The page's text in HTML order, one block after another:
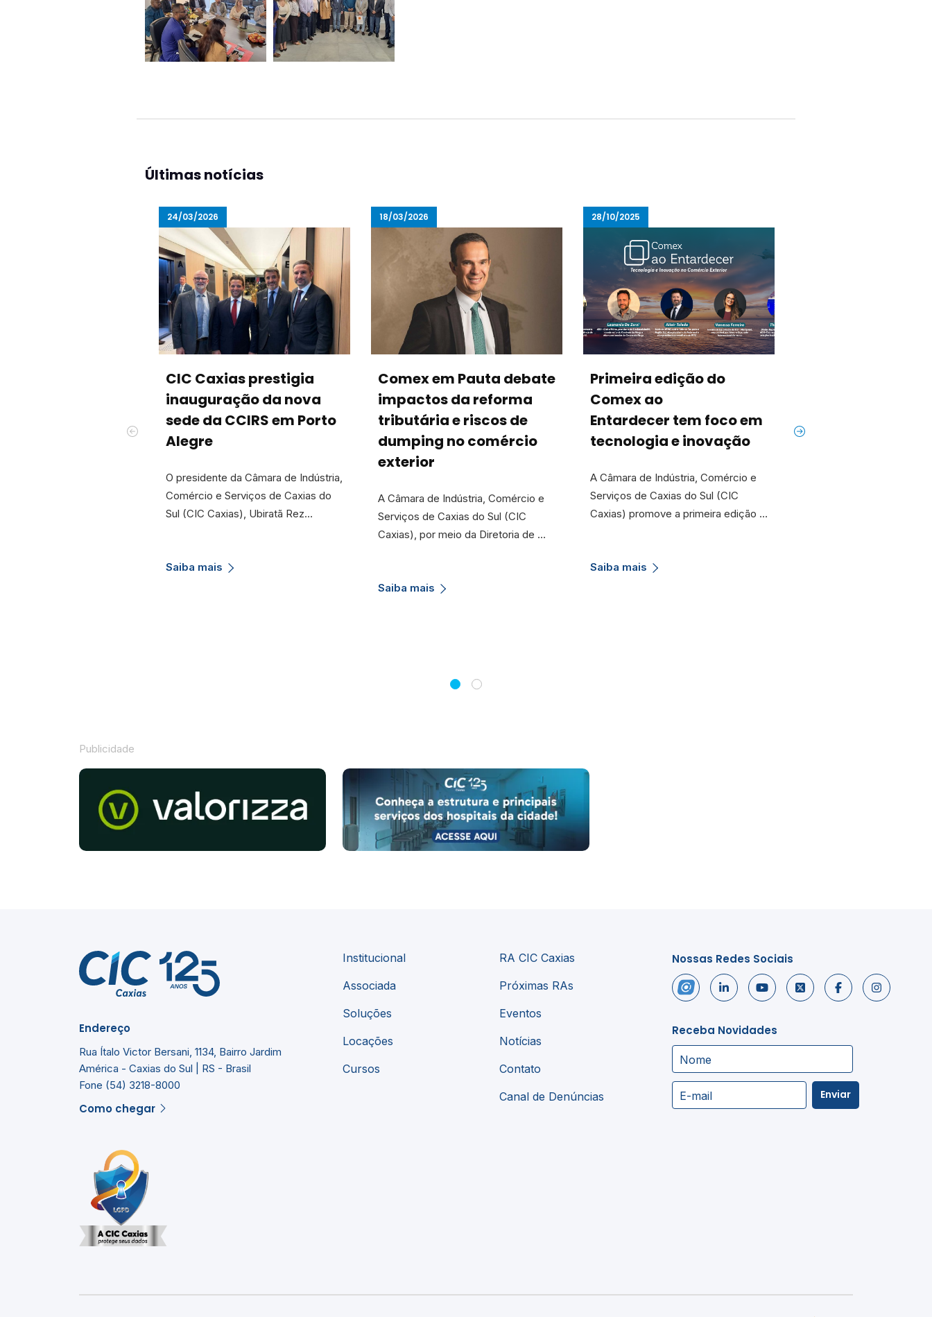
Últimas notícias
24/03/2026
CIC Caxias prestigia
inauguração da nova
sede da CCIRS em Porto
Alegre
O presidente da Câmara de Indústria,
Comércio e Serviços de Caxias do
Sul (CIC Caxias), Ubiratã Rez…
Saiba mais
18/03/2026
Comex em Pauta debate
impactos da reforma
tributária e riscos de
dumping no comércio
exterior
A Câmara de Indústria, Comércio e
Serviços de Caxias do Sul (CIC
Caxias), por meio da Diretoria de …
Saiba mais
28/10/2025
Primeira edição do
Comex ao
Entardecer tem foco em
tecnologia e inovação
A Câmara de Indústria, Comércio e
Serviços de Caxias do Sul (CIC
Caxias) promove a primeira edição …
Saiba mais
de parcerias e
Publicidade
Endereço
Rua Ítalo Victor Bersani, 1134, Bairro Jardim
América - Caxias do Sul | RS - Brasil
Fone (54) 3218-8000
Como chegar
Institucional
Associada
Soluções
Locações
Cursos
RA CIC Caxias
Próximas RAs
Eventos
Notícias
Contato
Canal de Denúncias
Nossas Redes Sociais
Receba Novidades
Nome
E-mail Enviar